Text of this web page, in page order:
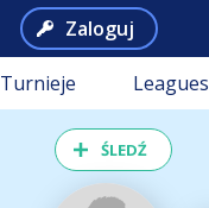
Zaloguj
Turnieje Leagues
ŚLEDŹ